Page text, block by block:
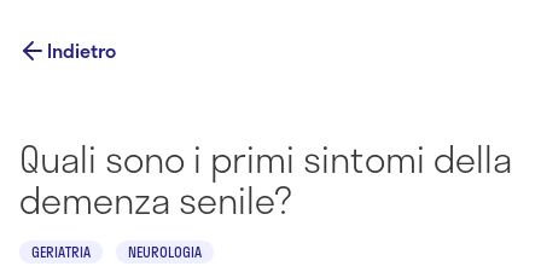
Indietro
Quali sono i primi sintomi della
demenza senile?
GERIATRIA NEUROLOGIA